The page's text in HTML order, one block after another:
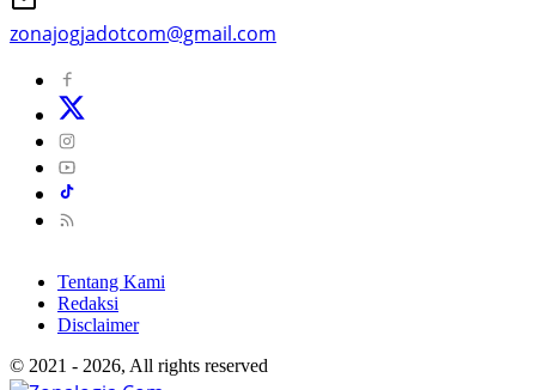
zonajogjadotcom@gmail.com
Tentang Kami
Redaksi
Disclaimer
© 2021 - 2026, All rights reserved